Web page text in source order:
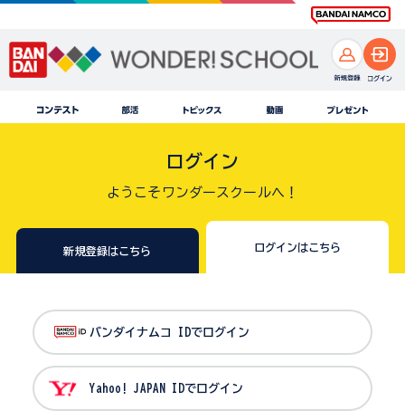
ログイン
ようこそワンダースクールへ！
新規登録はこちら ログインはこちら
バンダイナムコ IDでログイン
Yahoo! JAPAN IDでログイン